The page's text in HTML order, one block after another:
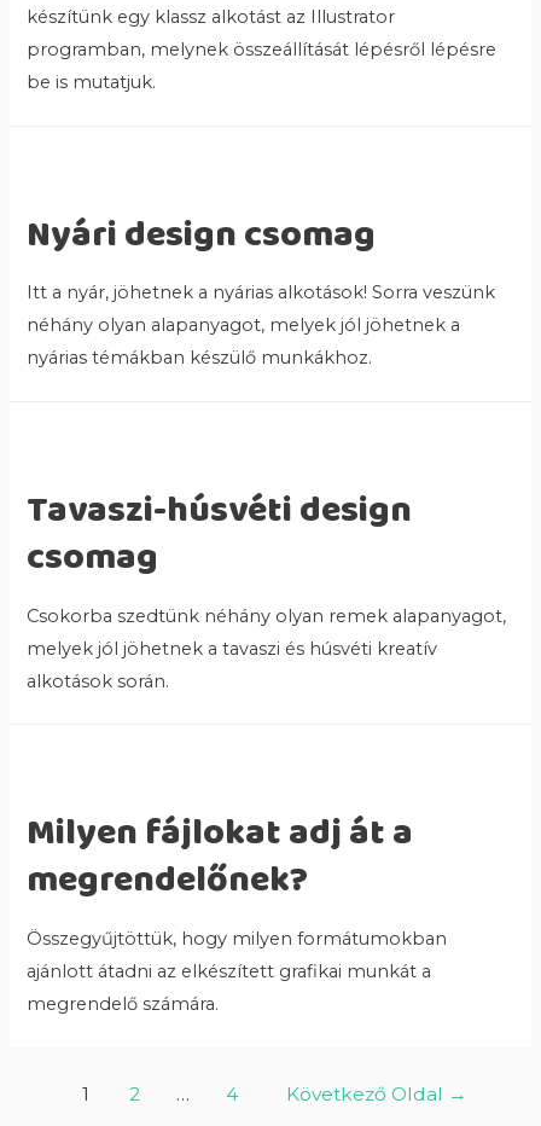
készítünk egy klassz alkotást az Illustrator
programban, melynek összeállítását lépésről lépésre
be is mutatjuk.
Nyári design csomag
Itt a nyár, jöhetnek a nyárias alkotások! Sorra veszünk
néhány olyan alapanyagot, melyek jól jöhetnek a
nyárias témákban készülő munkákhoz.
Tavaszi-húsvéti design
csomag
Csokorba szedtünk néhány olyan remek alapanyagot,
melyek jól jöhetnek a tavaszi és húsvéti kreatív
alkotások során.
Milyen fájlokat adj át a
megrendelőnek?
Összegyűjtöttük, hogy milyen formátumokban
ajánlott átadni az elkészített grafikai munkát a
megrendelő számára.
1 2 … 4 Következő Oldal →